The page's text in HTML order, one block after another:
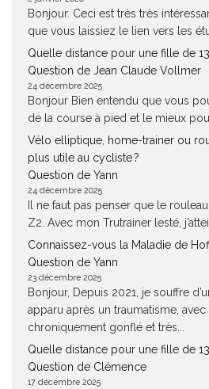
Bonjour. Ceci est très très
que vous laissiez le lien vers les
Quelle distance pour une fille de
Question de Jean Claude Vollmer
24 décembre 2025
Bonjour Bien entendu que vous
de la course à pied et le mieux
Vélo elliptique, home-trainer ou
plus utile au cycliste ?
Question de Yann
24 décembre 2025
Il ne faut pas penser que le
Z2. Avec mon Trutrainer lesté,
Connaissez-vous la Maladie de
Question de Yann
23 décembre 2025
Bonjour, Depuis 2021, je souffre
apparu après un traumatisme,
chroniquement gonflé et très...
Quelle distance pour une fille de
Question de Clémence
17 décembre 2025